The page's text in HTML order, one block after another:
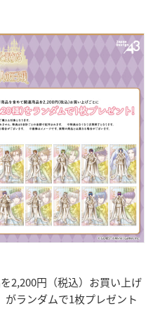
2,200円（税込）お買い上げ
ランダムで1枚プレゼント